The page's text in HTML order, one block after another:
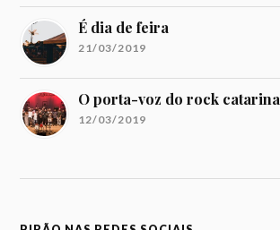
É dia de feira
21/03/2019
O porta-voz do rock catarina
12/03/2019